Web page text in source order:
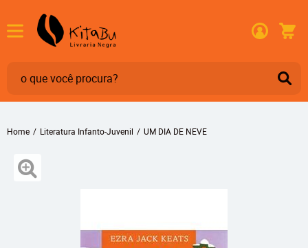
Home Literatura Infanto-Juvenil UM DIA DE NEVE